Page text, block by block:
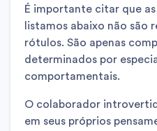
É importante citar que
listamos abaixo não são
rótulos. São apenas
determinados por
comportamentais.
O colaborador
em seus próprios